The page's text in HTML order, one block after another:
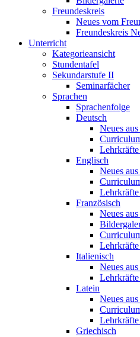
Freundeskreis
Neues vom
Freundeskreis
Unterricht
Kategorieansicht
Stundentafel
Sekundarstufe II
Seminarfächer
Sprachen
Sprachenfolge
Deutsch
Neues
Englisch
Neues
Französisch
Neues
Italienisch
Neues
Latein
Neues
Griechisch